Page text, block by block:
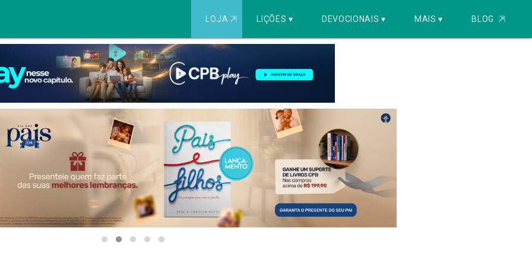
LOJA ⇱ LIÇÕES ▾ DEVOCIONAIS ▾ MAIS ▾ BLOG ⇱